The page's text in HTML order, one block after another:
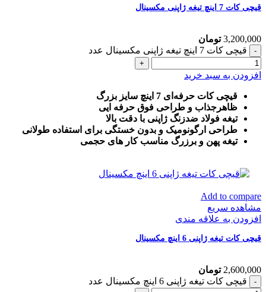
قیچی کات 7 اینچ تیغه ژاپنی مکسینال
3,200,000 تومان
قیچی کات 7 اینچ تیغه ژاپنی مکسینال عدد
افزودن به سبد خرید
قیچی کات حرفه‌ای 7 اینچ سایز بزرگ
ظاهرجذاب و طراحی فوق حرفه ایی
تیغه فولاد ضدزنگ ژاپنی با دقت بالا
طراحی ارگونومیک و بدون خستگی برای استفاده طولانی
تیغه پهن و برزرگ مناسب کار های حجمی
Add to compare
مشاهده سریع
افزودن به علاقه مندی
قیچی کات تیغه ژاپنی 6 اینچ مکسینال
2,600,000 تومان
قیچی کات تیغه ژاپنی 6 اینچ مکسینال عدد